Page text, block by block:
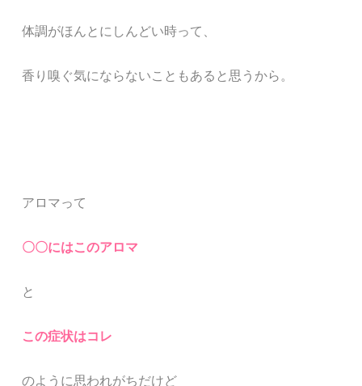
体調がほんとにしんどい時って、
香り嗅ぐ気にならないこともあると思うから。
アロマって
〇〇にはこのアロマ
と
この症状はコレ
のように思われがちだけど